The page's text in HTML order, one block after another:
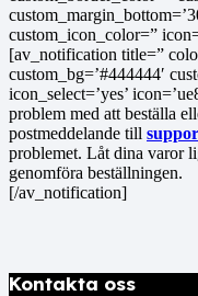
custom_icon_color=”
[av_notification title=”
custom_bg=’#444444′
icon_select=’yes’
problem med att beställa
postmeddelande till
problemet. Låt dina varor
genomföra beställningen.
[/av_notification]
Kontakta oss